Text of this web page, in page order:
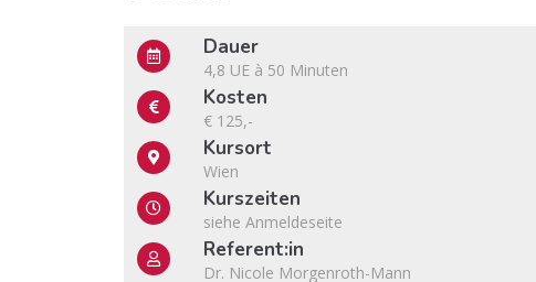
Dauer
4,8 UE à 50 Minuten
Kosten
€ 125,-
Kursort
Wien
Kurszeiten
siehe Anmeldeseite
Referent:in
Dr. Nicole Morgenroth-Mann